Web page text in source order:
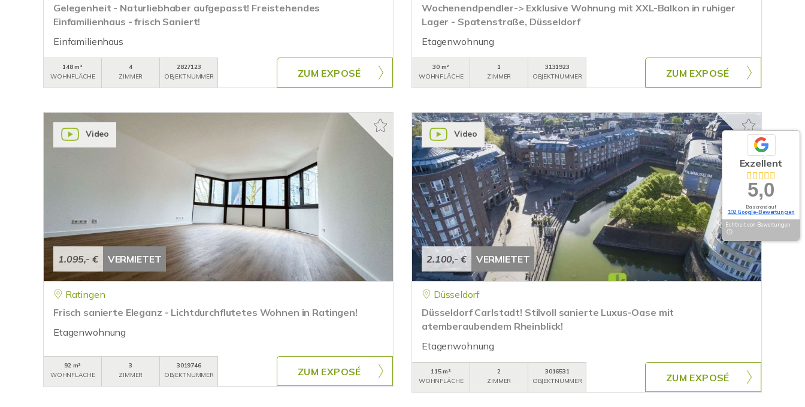
Gelegenheit - Naturliebhaber aufgepasst! Freistehendes
Einfamilienhaus - frisch Saniert!
Einfamilienhaus
148 m²
WOHNFLÄCHE
4
ZIMMER
2827123
OBJEKTNUMMER
ZUM EXPOSÉ
Wochenendpendler-> Exklusive Wohnung mit XXL-Balkon in ruhiger
Lager - Spatenstraße, Düsseldorf
Etagenwohnung
30 m²
WOHNFLÄCHE
1
ZIMMER
3131923
OBJEKTNUMMER
ZUM EXPOSÉ
1.095,- € VERMIETET
Video
Ratingen
Frisch sanierte Eleganz - Lichtdurchflutetes Wohnen in Ratingen!
Etagenwohnung
92 m²
WOHNFLÄCHE
3
ZIMMER
3019746
OBJEKTNUMMER
ZUM EXPOSÉ
2.100,- € VERMIETET
Video
Düsseldorf
Düsseldorf Carlstadt! Stilvoll sanierte Luxus-Oase mit
atemberaubendem Rheinblick!
Etagenwohnung
115 m²
WOHNFLÄCHE
2
ZIMMER
3016531
OBJEKTNUMMER
ZUM EXPOSÉ
Exzellent
5,0
Basierend auf
102 Google-Bewertungen
Echtheit von Bewertungen